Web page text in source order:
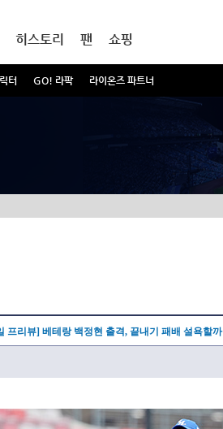
터 GO! 라팍 라이온즈 파트너
히스토리 팬 쇼핑
프리뷰] 베테랑 백정현 출격, 끝내기 패배 설욕할까